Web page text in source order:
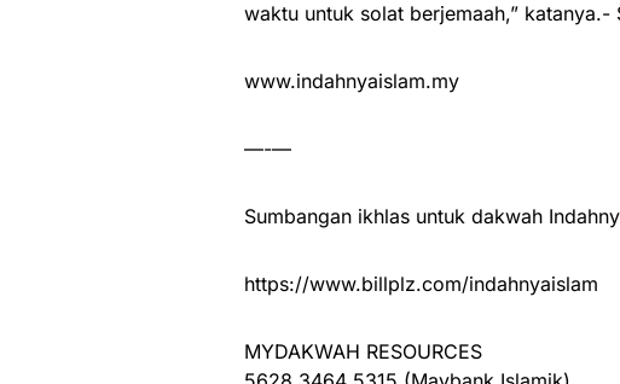
waktu untuk solat berjemaah,” katanya.-
www.indahnyaislam.my
—-—
Sumbangan ikhlas untuk dakwah
https://www.billplz.com/indahnyaislam
MYDAKWAH RESOURCES